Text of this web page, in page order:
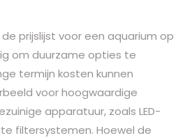
prijslijst voor een aquarium op
om duurzame opties te
termijn kosten kunnen
voor hoogwaardige
apparatuur, zoals LED-
filtersystemen. Hoewel de